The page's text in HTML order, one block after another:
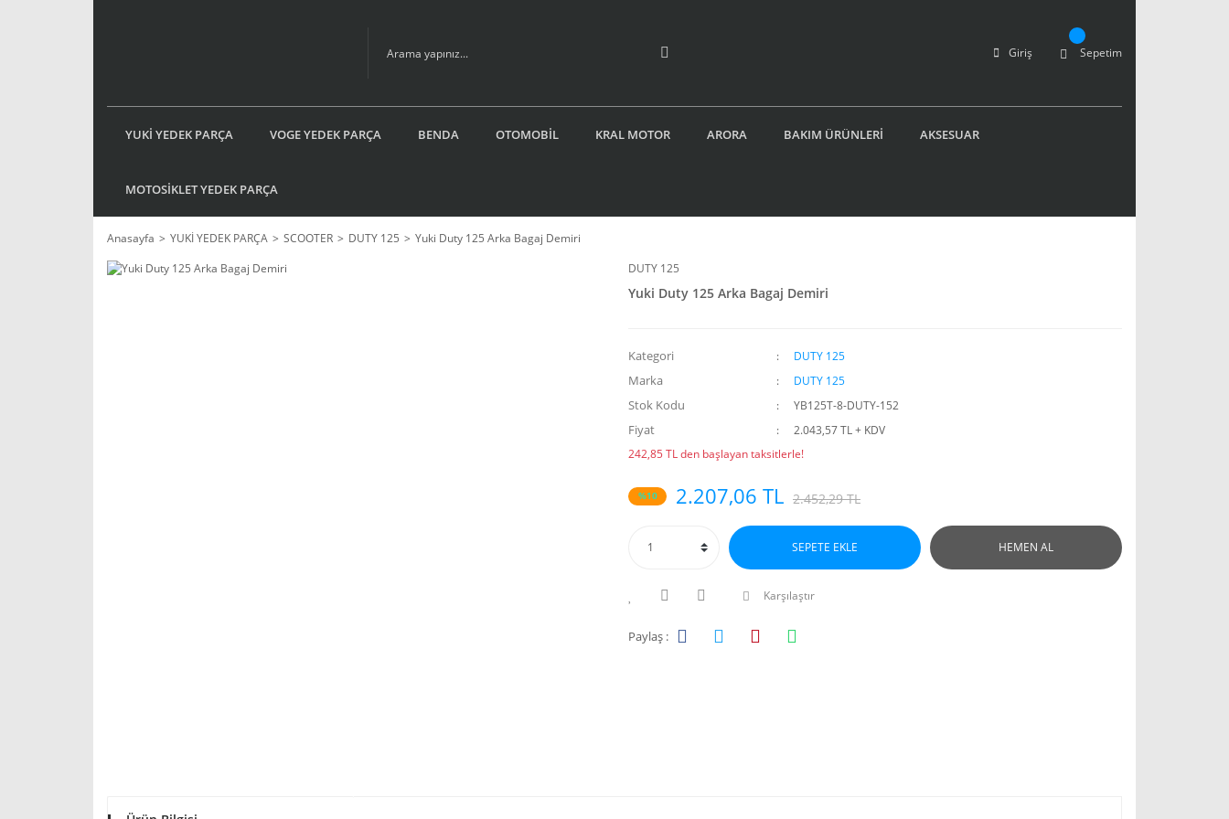
Giriş Sepetim
YUKİ YEDEK PARÇA VOGE YEDEK PARÇA BENDA OTOMOBİL KRAL MOTOR ARORA BAKIM ÜRÜNLERİ AKSESUAR
MOTOSİKLET YEDEK PARÇA
Anasayfa YUKİ YEDEK PARÇA SCOOTER DUTY 125
Yuki Duty 125 Arka Bagaj Demiri
DUTY 125
Yuki Duty 125 Arka Bagaj Demiri
Kategori DUTY 125
Marka DUTY 125
Stok Kodu YB125T-8-DUTY-152
Fiyat
2.043,57 TL + KDV
242,85 TL den başlayan taksitlerle!
%10 2.207,06 TL 2.452,29 TL
SEPETE EKLE HEMEN AL
Karşılaştır
Paylaş :